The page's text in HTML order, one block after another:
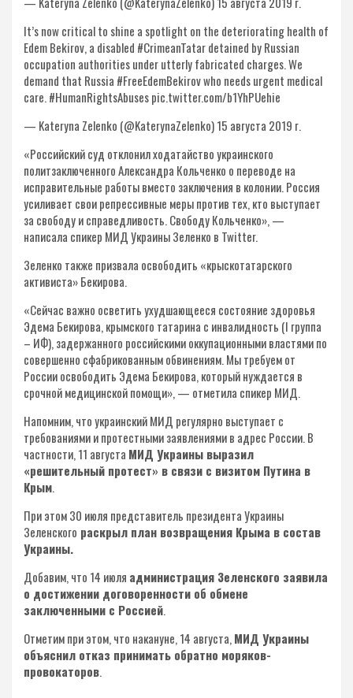
It’s now critical to shine a spotlight on the deteriorating health of
Edem Bekirov, a disabled #CrimeanTatar detained by Russian
occupation authorities under utterly fabricated charges. We
demand that Russia #FreeEdemBekirov who needs urgent medical
care. #HumanRightsAbuses pic.twitter.com/b1YhPUehie
— Kateryna Zelenko (@KaterynaZelenko) 15 августа 2019 г.
«Российский суд отклонил ходатайство украинского
политзаключенного Александра Кольченко о переводе на
исправительные работы вместо заключения в колонии. Россия
усиливает свои репрессивные меры против тех, кто выступает
за свободу и справедливость. Свободу Кольченко», —
написала спикер МИД Украины Зеленко в Twitter.
Зеленко также призвала освободить «крыскотатарского
активиста» Бекирова.
«Сейчас важно осветить ухудшающееся состояние здоровья
Эдема Бекирова, крымского татарина с инвалидность (I группа
– ИФ), задержанного российскими оккупационными властями по
совершенно сфабрикованным обвинениям. Мы требуем от
России освободить Эдема Бекирова, который нуждается в
срочной медицинской помощи», — отметила спикер МИД.
Напомним, что украинский МИД регулярно выступает с
требованиями и протестными заявлениями в адрес России. В
частности, 11 августа МИД Украины выразил
«решительный протест» в связи с визитом Путина в
Крым.
При этом 30 июля представитель президента Украины
Зеленского раскрыл план возвращения Крыма в состав
Украины.
Добавим, что 14 июля администрация Зеленского заявила
о достижении договоренности об обмене
заключенными с Россией.
Отметим при этом, что накануне, 14 августа, МИД Украины
объяснил отказ принимать обратно моряков-
провокаторов.